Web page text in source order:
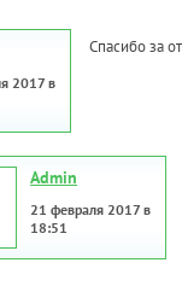
2017 в
Спасибо за
Admin
21 февраля 2017 в
18:51